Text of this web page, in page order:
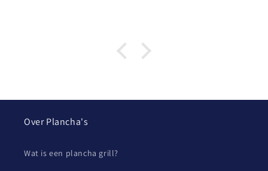
Over Plancha's
Wat is een plancha grill?